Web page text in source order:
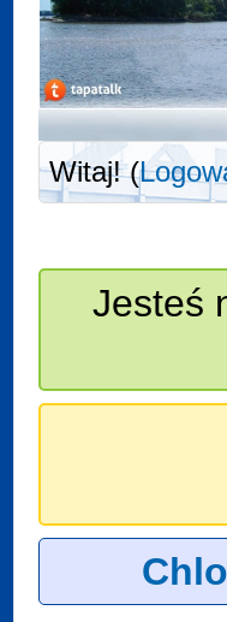
Witaj! (
Jesteś